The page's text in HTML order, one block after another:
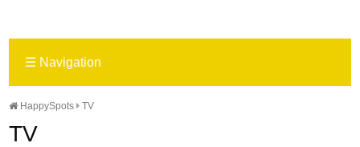
☰ Navigation
HappySpots TV
TV